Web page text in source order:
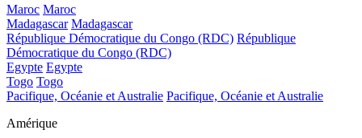
Maroc Maroc
Madagascar Madagascar
République Démocratique du Congo (RDC) République
Démocratique du Congo (RDC)
Egypte Egypte
Togo Togo
Pacifique, Océanie et Australie Pacifique, Océanie et Australie
Amérique